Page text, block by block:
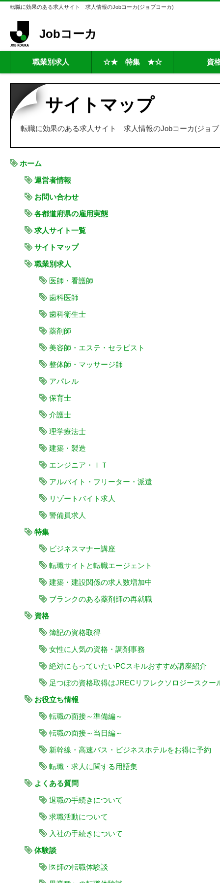
Jobコーカ
転職に効果のある求人サイト 求人情報のJobコーカ(ジョブコーカ)
職業別求人 ☆★ 特集 ★☆ 資
サイトマップ
転職に効果のある求人サイト 求人情報のJobコーカ(ジョ
ホーム
運営者情報
お問い合わせ
各都道府県の雇用実態
求人サイト一覧
サイトマップ
職業別求人
医師・看護師
歯科医師
歯科衛生士
薬剤師
美容師・エステ・セラピスト
整体師・マッサージ師
アパレル
保育士
介護士
理学療法士
建築・製造
エンジニア・ＩＴ
アルバイト・フリーター・派遣
リゾートバイト求人
警備員求人
特集
ビジネスマナー講座
転職サイトと転職エージェント
建築・建設関係の求人数増加中
ブランクのある薬剤師の再就職
資格
簿記の資格取得
女性に人気の資格・調剤事務
絶対にもっていたいPCスキルおすすめ講座紹介
足つぼの資格取得はJRECリフレクソロジースクー
お役立ち情報
転職の面接～準備編～
転職の面接～当日編～
新幹線・高速バス・ビジネスホテルをお得に予約
転職・求人に関する用語集
よくある質問
退職の手続きについて
求職活動について
入社の手続きについて
体験談
医師の転職体験談